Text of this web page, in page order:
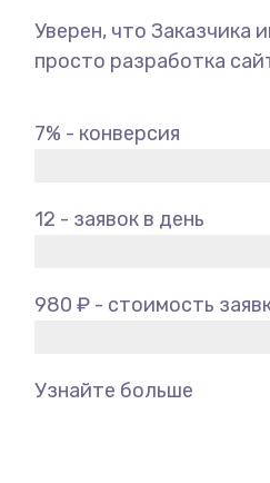
Уверен, что Заказчика
просто разработка
7% - конверсия
12 - заявок в день
980 ₽ - стоимость
Узнайте больше